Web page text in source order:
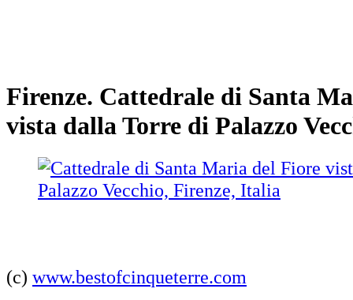
Firenze. Cattedrale di Santa
vista dalla Torre di Palazzo
(c) www.bestofcinqueterre.com